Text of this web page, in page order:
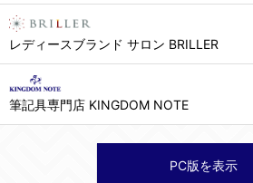
Mail：privacy@syuppin.com (受付)
レディースブランド サロン BRILLER
筆記具専門店 KINGDOM NOTE
PC版を表示